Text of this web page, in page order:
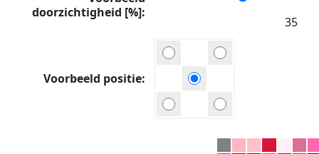
doorzichtigheid [%]
Voorbeeld positie